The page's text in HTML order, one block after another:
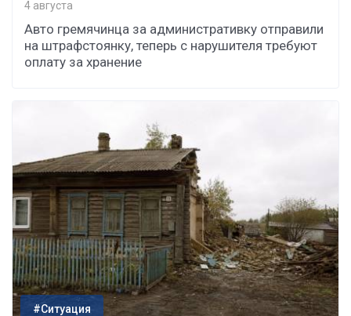
4 августа
Авто гремячинца за административку отправили
на штрафстоянку, теперь с нарушителя требуют
оплату за хранение
#Ситуация